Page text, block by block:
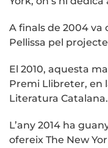
A finals de 2004
Pellissa pel
El 2010, aquesta
Premi Llibreter, en
Literatura Catalana.
L’any 2014 ha
ofereix The New